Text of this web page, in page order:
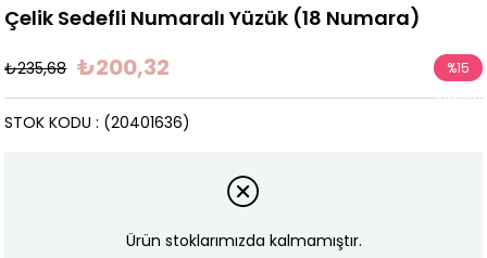
Çelik Sedefli Numaralı Yüzük (18 Numara)
₺235,68 ₺200,32 %15
İndirim
(20401636)
STOK KODU
Ürün stoklarımızda kalmamıştır.